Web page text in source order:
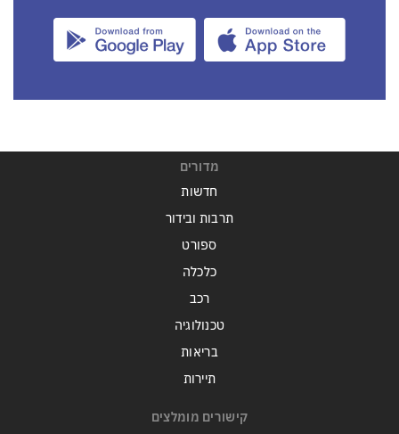
מדורים
חדשות
תרבות ובידור
ספורט
כלכלה
רכב
טכנולוגיה
בריאות
תיירות
קישורים מומלצים